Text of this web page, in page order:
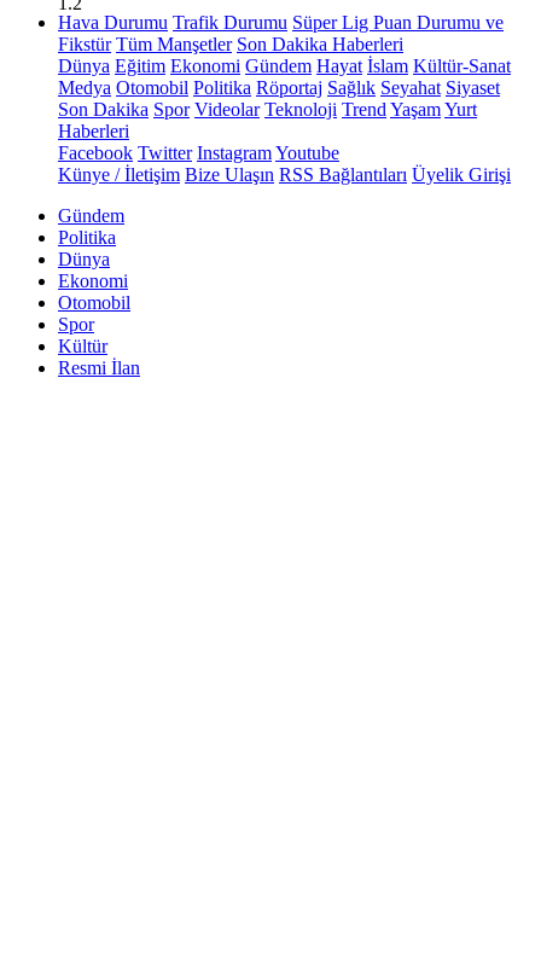
Hava Durumu Trafik Durumu Süper Lig Puan Durumu ve
Fikstür Tüm Manşetler Son Dakika Haberleri
Dünya Eğitim Ekonomi Gündem Hayat İslam Kültür-Sanat
Medya Otomobil Politika Röportaj Sağlık Seyahat Siyaset
Son Dakika Spor Videolar Teknoloji Trend YaşamYurt
Haberleri
Facebook Twitter InstagramYoutube
Künye / İletişim Bize Ulaşın RSS Bağlantıları Üyelik Girişi
Gündem
Politika
Dünya
Ekonomi
Otomobil
Spor
Kültür
Resmi İlan